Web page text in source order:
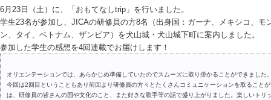
6月23日（土）に、「おもてなしtrip」を行いました。
学生23名が参加し、JICAの研修員の方8名（出身国：ガーナ、メキシコ、モ
ン、タイ、ベトナム、ザンビア）を犬山城・犬山城下町に案内しました。
参加した学生の感想を4回連載でお届けします！
オリエンテーションでは、あらかじめ準備していたのでスムーズに取り掛かることができました
今回は2回目ということもあり前回より研修員の方々とたくさんコミュニケーションを取ること
は、研修員の皆さんの国や文化のこと、また好きな歌手等の話で盛り上がりました。楽しいトリ